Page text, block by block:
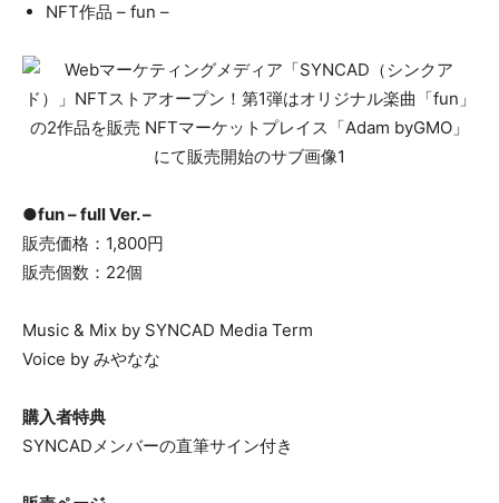
NFT作品 – fun –
●fun– full Ver. –
販売価格：1,800円
販売個数：22個
Music & Mix by SYNCAD Media Term
Voice by みやなな
購入者特典
SYNCADメンバーの直筆サイン付き